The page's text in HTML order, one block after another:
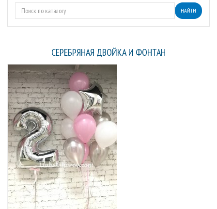
НАЙТИ
СЕРЕБРЯНАЯ ДВОЙКА И ФОНТАН